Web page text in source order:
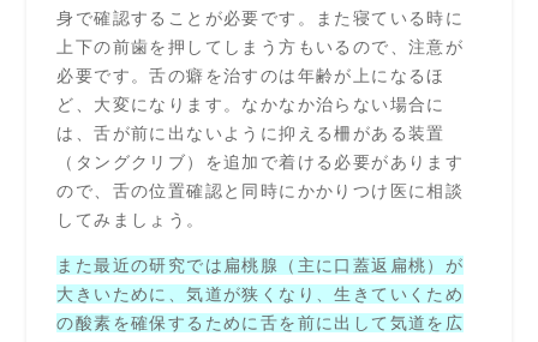
身で確認することが必要です。また寝ている時に
上下の前歯を押してしまう方もいるので、注意が
必要です。舌の癖を治すのは年齢が上になるほ
ど、大変になります。なかなか治らない場合に
は、舌が前に出ないように抑える柵がある装置
（タングクリブ）を追加で着ける必要があります
ので、舌の位置確認と同時にかかりつけ医に相談
してみましょう。
また最近の研究では扁桃腺（主に口蓋返扁桃）が
大きいために、気道が狭くなり、生きていくため
の酸素を確保するために舌を前に出して気道を広